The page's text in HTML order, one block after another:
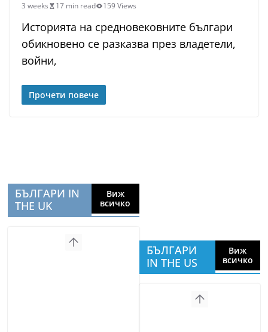
3 weeks
17 min read 159 Views
Историята на средновековните българи
обикновено се разказва през владетели,
войни,
Прочети повече
БЪЛГАРИ IN
THE UK
Виж
всичко
БЪЛГАРИ
IN THE US
Виж
всичко